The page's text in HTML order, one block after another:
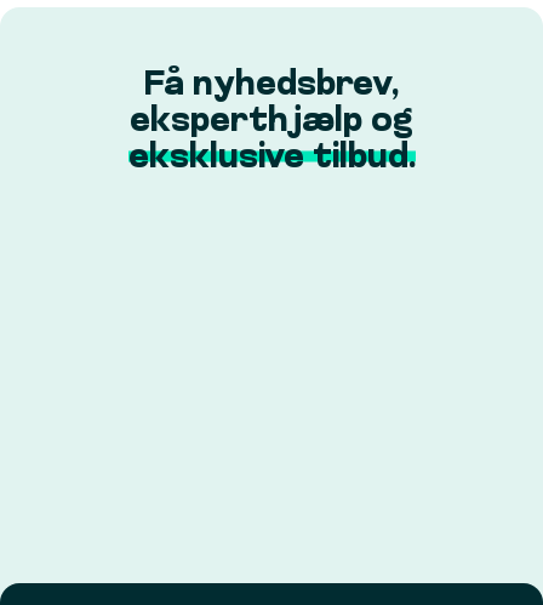
Få nyhedsbrev,
eksperthjælp og
eksklusive tilbud.